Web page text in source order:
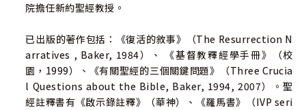
院擔任新約聖經教授。
已出版的著作包括：《復活的敘事》（The Resurrection N
arratives , Baker, 1984）、 《基督教釋經學手冊》（校
園，1999）、《有關聖經的三個關鍵問題》（Three Crucia
l Questions about the Bible, Baker, 1994, 2007）。聖
經註釋書有《啟示錄註釋》（華神）、《羅馬書》（IVP seri